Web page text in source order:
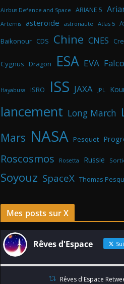
Airbus Defence and Space ARIANE 5
Artemis asteroïde astronaute Atlas 5
Baikonour CDS Chine CNES
Cygnus Dragon ESA EVA
Hayabusa ISRO ISS JAXA JPL
lancement Long March
Mars NASA Pesquet
Roscosmos Rosetta Russie
Soyouz SpaceX Thomas
Mes posts sur X
Rêves d'Espace
Rêves d'Espace